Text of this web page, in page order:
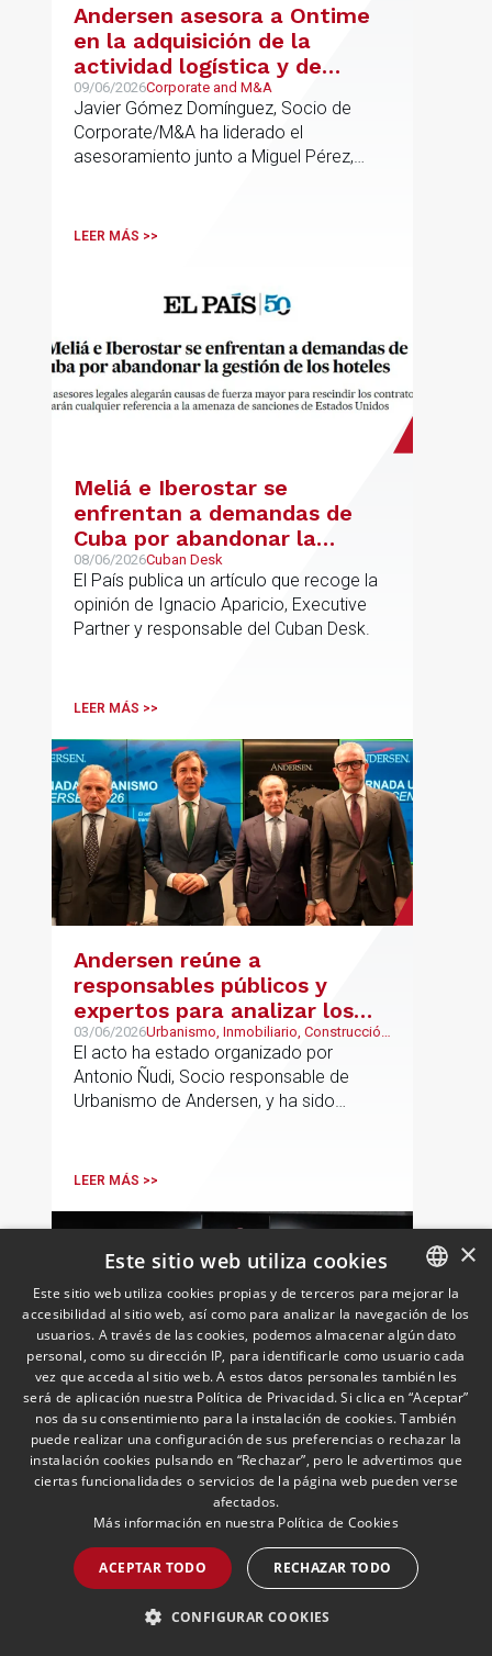
Andersen asesora a Ontime
en la adquisición de la
actividad logística y de
transporte de Campillo
Palmera
09/06/2026Corporate and M&A
Javier Gómez Domínguez, Socio de
Corporate/M&A ha liderado el
asesoramiento junto a Miguel Pérez,
LEER MÁS >>
Meliá e Iberostar se
enfrentan a demandas de
Cuba por abandonar la
gestión de los hoteles
08/06/2026Cuban Desk
El País publica un artículo que recoge la
opinión de Ignacio Aparicio, Executive
Partner y responsable del Cuban Desk.
LEER MÁS >>
Andersen reúne a
responsables públicos y
expertos para analizar los
retos del urbanismo en
España
03/06/2026Urbanismo, Inmobiliario, Construcción
y Urbanismo
El acto ha estado organizado por
Antonio Ñudi, Socio responsable de
Urbanismo de Andersen, y ha sido
y Movilidad del Ayuntamiento de Madrid
de Andersen Iberia.
LEER MÁS >>
Andersen promociona a
nueve nuevos Socios dentro
de su modelo de partnership
Público y Regulatorio,
Reestructuraciones y Situaciones
Inmobiliario, Construcción y
Urbanismo, Fiscal, Urbanismo
Bajo el liderazgo de José Vicente
Morote, Andersen refuerza la vigencia de
su modelo de partnership con el
Cuota y cuatro Socios Profesionales, en
SPANISH
ENGLISH
PORTUGUESE
×
Este sitio web utiliza cookies
Este sitio web utiliza cookies propias y de terceros para mejorar la
accesibilidad al sitio web, así como para analizar la navegación de los
usuarios. A través de las cookies, podemos almacenar algún dato
personal, como su dirección IP, para identificarle como usuario cada
vez que acceda al sitio web. A estos datos personales también les
será de aplicación nuestra Política de Privacidad. Si clica en “Aceptar”
nos da su consentimiento para la instalación de cookies. También
puede realizar una configuración de sus preferencias o rechazar la
instalación cookies pulsando en “Rechazar”, pero le advertimos que
ciertas funcionalidades o servicios de la página web pueden verse
afectados.
Más información en nuestra Política de Cookies
ACEPTAR TODO RECHAZAR TODO
CONFIGURAR COOKIES